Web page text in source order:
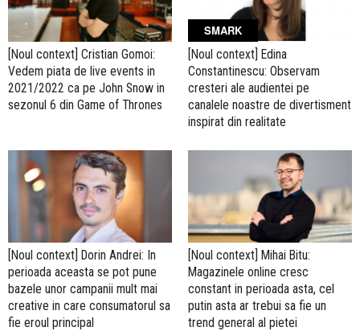
[Noul context] Cristian Gomoi:
Vedem piata de live events in
2021/2022 ca pe John Snow in
sezonul 6 din Game of Thrones
SMARK
[Noul context] Edina
Constantinescu: Observam
cresteri ale audientei pe
canalele noastre de divertisment
inspirat din realitate
[Noul context] Dorin Andrei: In
perioada aceasta se pot pune
bazele unor campanii mult mai
creative in care consumatorul sa
fie eroul principal
[Noul context] Mihai Bitu:
Magazinele online cresc
constant in perioada asta, cel
putin asta ar trebui sa fie un
trend general al pietei